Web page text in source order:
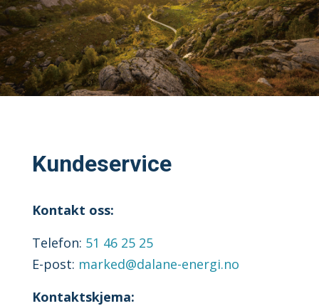
Kundeservice
Kontakt oss:
Telefon: 51 46 25 25
E-post: marked@dalane-energi.no
Kontaktskjema: